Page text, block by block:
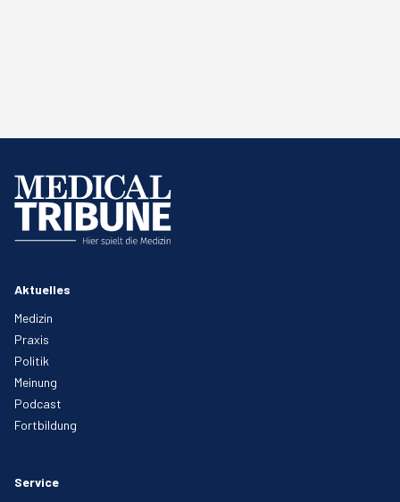
Aktuelles
Medizin
Praxis
Politik
Meinung
Podcast
Fortbildung
Service